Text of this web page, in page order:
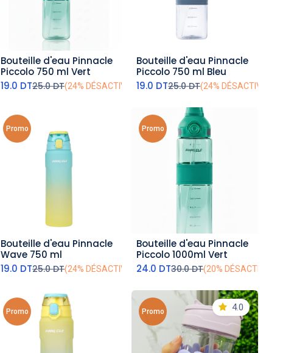
ajouter au panier
Bouteille d'eau Pinnacle
Piccolo 750 ml Vert
19.0 DT25.0DT(24% DÉSACTIVÉ)
ajouter au panier
Bouteille d'eau Pinnacle
Piccolo 750 ml Bleu
19.0 DT25.0DT(24% DÉSACTIVÉ)
Promo
ajouter au panier
Bouteille d'eau Pinnacle
Wave 750 ml
19.0 DT25.0DT(24% DÉSACTIVÉ)
Promo
ajouter au panier
Bouteille d'eau Pinnacle
Piccolo 1000ml Vert
24.0 DT30.0DT(20% DÉSACTIVÉ)
Promo Promo 4.0